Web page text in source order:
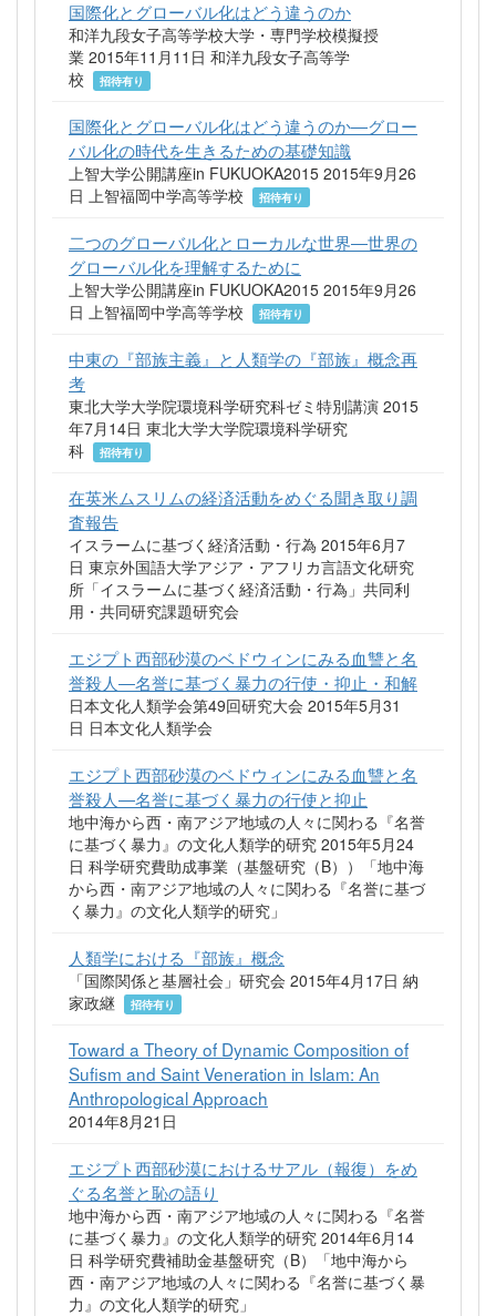
国際化とグローバル化はどう違うのか
和洋九段女子高等学校大学・専門学校模擬授
業 2015年11月11日 和洋九段女子高等学
校
招待有り
国際化とグローバル化はどう違うのか―グロー
バル化の時代を生きるための基礎知識
上智大学公開講座in FUKUOKA2015 2015年9月26
日 上智福岡中学高等学校
招待有り
二つのグローバル化とローカルな世界―世界の
グローバル化を理解するために
上智大学公開講座in FUKUOKA2015 2015年9月26
日 上智福岡中学高等学校
招待有り
中東の『部族主義』と人類学の『部族』概念再
考
東北大学大学院環境科学研究科ゼミ特別講演 2015
年7月14日 東北大学大学院環境科学研究
科
招待有り
在英米ムスリムの経済活動をめぐる聞き取り調
査報告
イスラームに基づく経済活動・行為 2015年6月7
日 東京外国語大学アジア・アフリカ言語文化研究
所「イスラームに基づく経済活動・行為」共同利
用・共同研究課題研究会
エジプト西部砂漠のベドウィンにみる血讐と名
誉殺人―名誉に基づく暴力の行使・抑止・和解
日本文化人類学会第49回研究大会 2015年5月31
日 日本文化人類学会
エジプト西部砂漠のベドウィンにみる血讐と名
誉殺人―名誉に基づく暴力の行使と抑止
地中海から西・南アジア地域の人々に関わる『名誉
に基づく暴力』の文化人類学的研究 2015年5月24
日 科学研究費助成事業（基盤研究（B））「地中海
から西・南アジア地域の人々に関わる『名誉に基づ
く暴力』の文化人類学的研究」
人類学における『部族』概念
「国際関係と基層社会」研究会 2015年4月17日 納
家政継
招待有り
Toward a Theory of Dynamic Composition of
Sufism and Saint Veneration in Islam: An
Anthropological Approach
2014年8月21日
エジプト西部砂漠におけるサアル（報復）をめ
ぐる名誉と恥の語り
地中海から西・南アジア地域の人々に関わる『名誉
に基づく暴力』の文化人類学的研究 2014年6月14
日 科学研究費補助金基盤研究（B）「地中海から
西・南アジア地域の人々に関わる『名誉に基づく暴
力』の文化人類学的研究」